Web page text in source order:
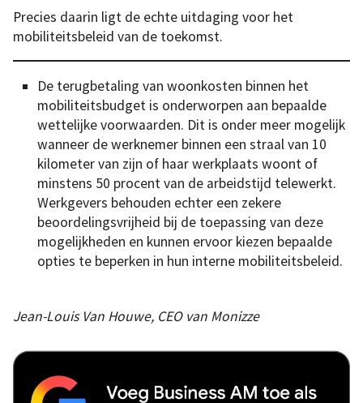
Precies daarin ligt de echte uitdaging voor het
mobiliteitsbeleid van de toekomst.
De terugbetaling van woonkosten binnen het
mobiliteitsbudget is onderworpen aan bepaalde
wettelijke voorwaarden. Dit is onder meer mogelijk
wanneer de werknemer binnen een straal van 10
kilometer van zijn of haar werkplaats woont of
minstens 50 procent van de arbeidstijd telewerkt.
Werkgevers behouden echter een zekere
beoordelingsvrijheid bij de toepassing van deze
mogelijkheden en kunnen ervoor kiezen bepaalde
opties te beperken in hun interne mobiliteitsbeleid.
Jean-Louis Van Houwe, CEO van Monizze